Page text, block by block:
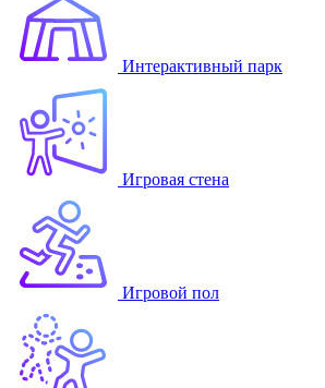
Интерактивный парк
Игровая стена
Игровой пол